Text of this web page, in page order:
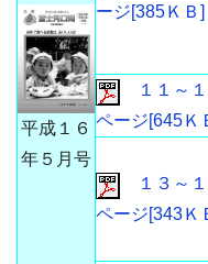
平成１６
年５月号
ージ[385ＫＢ]
１１～１
ページ[645Ｋ
１３～１
ページ[343Ｋ